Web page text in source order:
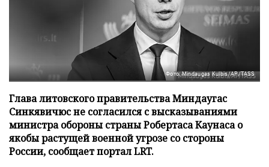
Фото: Mindaugas Kulbis/AP/TASS
Глава литовского правительства Миндаугас
Синкявичюс не согласился с высказываниями
министра обороны страны Робертаса Каунаса о
якобы растущей военной угрозе со стороны
России, сообщает портал LRT.